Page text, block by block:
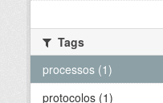
Tags
processos (1)
protocolos (1)